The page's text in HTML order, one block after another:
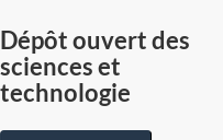
du
Canada
Dépôt ouvert des
sciences et
technologie